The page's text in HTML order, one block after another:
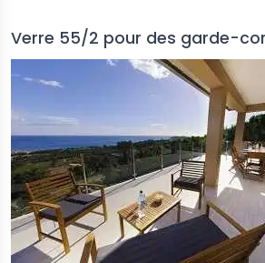
Verre 55/2 pour des garde-